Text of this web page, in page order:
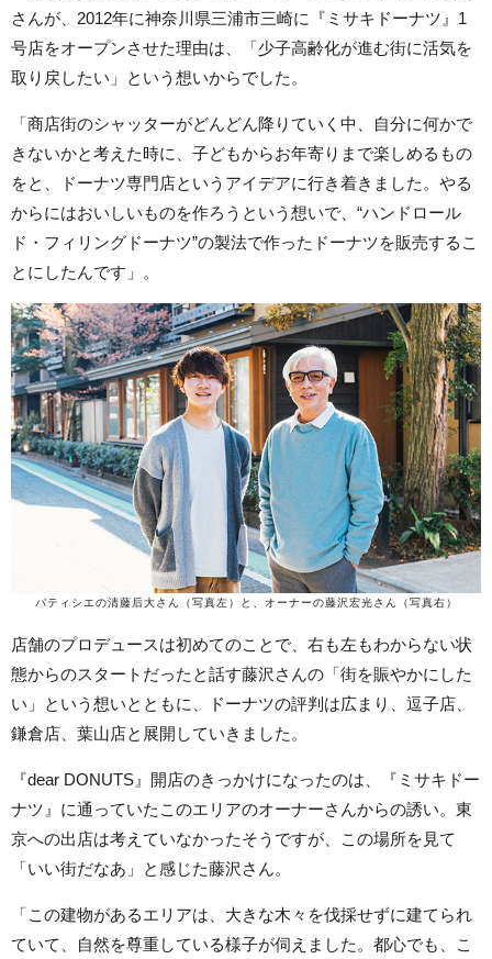
さんが、2012年に神奈川県三浦市三崎に『ミサキドーナツ』1
号店をオープンさせた理由は、「少子高齢化が進む街に活気を
取り戻したい」という想いからでした。
「商店街のシャッターがどんどん降りていく中、自分に何かで
きないかと考えた時に、子どもからお年寄りまで楽しめるもの
をと、ドーナツ専門店というアイデアに行き着きました。やる
からにはおいしいものを作ろうという想いで、“ハンドロール
ド・フィリングドーナツ”の製法で作ったドーナツを販売するこ
とにしたんです」。
パティシエの清藤后大さん（写真左）と、オーナーの藤沢宏光さん（写真右）
店舗のプロデュースは初めてのことで、右も左もわからない状
態からのスタートだったと話す藤沢さんの「街を賑やかにした
い」という想いとともに、ドーナツの評判は広まり、逗子店、
鎌倉店、葉山店と展開していきました。
『dear DONUTS』開店のきっかけになったのは、『ミサキドー
ナツ』に通っていたこのエリアのオーナーさんからの誘い。東
京への出店は考えていなかったそうですが、この場所を見て
「いい街だなあ」と感じた藤沢さん。
「この建物があるエリアは、大きな木々を伐採せずに建てられ
ていて、自然を尊重している様子が伺えました。都心でも、こ